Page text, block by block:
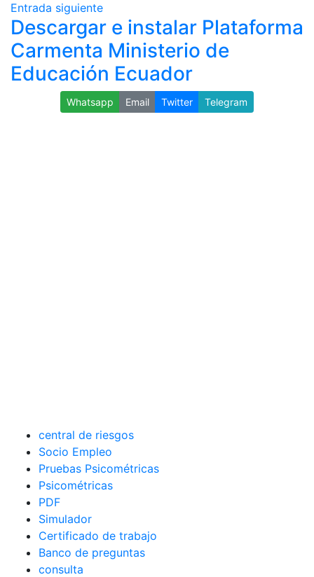
Entrada siguiente
Descargar e instalar Plataforma
Carmenta Ministerio de
Educación Ecuador
Whatsapp Email Twitter Telegram
central de riesgos
Socio Empleo
Pruebas Psicométricas
Psicométricas
PDF
Simulador
Certificado de trabajo
Banco de preguntas
consulta